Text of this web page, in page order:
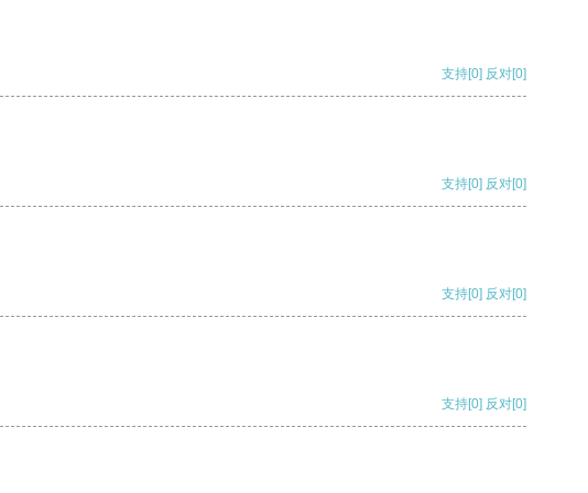
支持[0] 反对[0]
支持[0] 反对[0]
支持[0] 反对[0]
支持[0] 反对[0]